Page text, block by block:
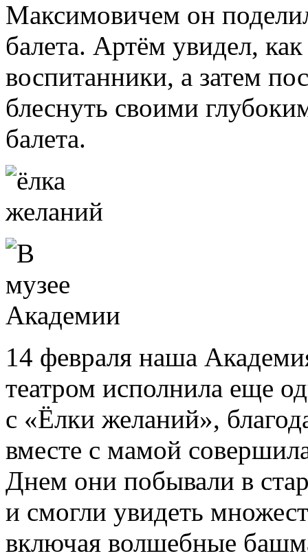
Максимовичем он
балета. Артём увидел,
воспитанники, а затем
блеснуть своими
балета.
14 февраля наша
театром исполнила еще
с «Ёлки желаний»,
вместе с мамой
Днем они побывали в
и смогли увидеть
включая волшебные